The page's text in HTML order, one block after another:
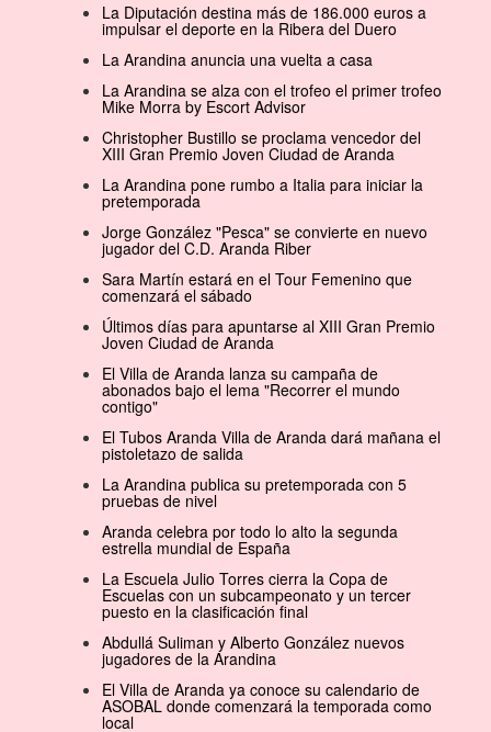
La Diputación destina más de 186.000 euros a
impulsar el deporte en la Ribera del Duero
La Arandina anuncia una vuelta a casa
La Arandina se alza con el trofeo el primer trofeo
Mike Morra by Escort Advisor
Christopher Bustillo se proclama vencedor del
XIII Gran Premio Joven Ciudad de Aranda
La Arandina pone rumbo a Italia para iniciar la
pretemporada
Jorge González "Pesca" se convierte en nuevo
jugador del C.D. Aranda Riber
Sara Martín estará en el Tour Femenino que
comenzará el sábado
Últimos días para apuntarse al XIII Gran Premio
Joven Ciudad de Aranda
El Villa de Aranda lanza su campaña de
abonados bajo el lema "Recorrer el mundo
contigo"
El Tubos Aranda Villa de Aranda dará mañana el
pistoletazo de salida
La Arandina publica su pretemporada con 5
pruebas de nivel
Aranda celebra por todo lo alto la segunda
estrella mundial de España
La Escuela Julio Torres cierra la Copa de
Escuelas con un subcampeonato y un tercer
puesto en la clasificación final
Abdullá Suliman y Alberto González nuevos
jugadores de la Arandina
El Villa de Aranda ya conoce su calendario de
ASOBAL donde comenzará la temporada como
local